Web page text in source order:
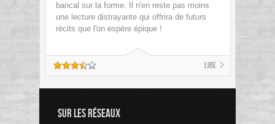
bancal sur la forme. Il n'en reste pas moins
une lecture distrayante qui offrira de futurs
récits que l'on espère épique !
Lire
SUR LES RÉSEAUX